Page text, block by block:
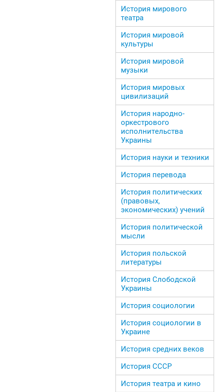
История мирового
театра
История мировой
культуры
История мировой
музыки
История мировых
цивилизаций
История народно-
оркестрового
исполнительства
Украины
История науки и техники
История перевода
История политических
(правовых,
экономических) учений
История политической
мысли
История польской
литературы
История Слободской
Украины
История социологии
История социологии в
Украине
История средних веков
История СССР
История театра и кино